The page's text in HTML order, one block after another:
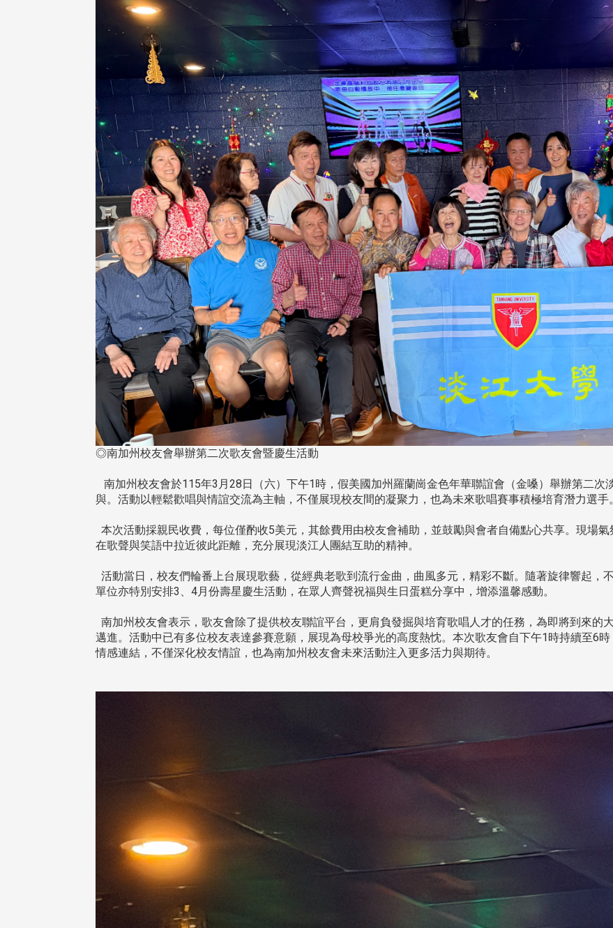
◎南加州校友會舉辦第二次歌友會暨慶生活動
南加州校友會於115年3月28日（六）下午1時，假美國加州羅蘭崗金色年華聯誼會（金嗓）舉辦第二次
與。活動以輕鬆歡唱與情誼交流為主軸，不僅展現校友間的凝聚力，也為未來歌唱賽事積極培育潛力選手。
本次活動採親民收費，每位僅酌收5美元，其餘費用由校友會補助，並鼓勵與會者自備點心共享。現場
在歌聲與笑語中拉近彼此距離，充分展現淡江人團結互助的精神。
活動當日，校友們輪番上台展現歌藝，從經典老歌到流行金曲，曲風多元，精彩不斷。隨著旋律響起，
單位亦特別安排3、4月份壽星慶生活動，在眾人齊聲祝福與生日蛋糕分享中，增添溫馨感動。
南加州校友會表示，歌友會除了提供校友聯誼平台，更肩負發掘與培育歌唱人才的任務，為即將到來的
邁進。活動中已有多位校友表達參賽意願，展現為母校爭光的高度熱忱。本次歌友會自下午1時持續至6
情感連結，不僅深化校友情誼，也為南加州校友會未來活動注入更多活力與期待。